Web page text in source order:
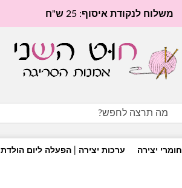
משלוח לנקודת איסוף: 25 ש"ח
חומרי יצירה ערכות יצירה | הפעלה ליום הולדת